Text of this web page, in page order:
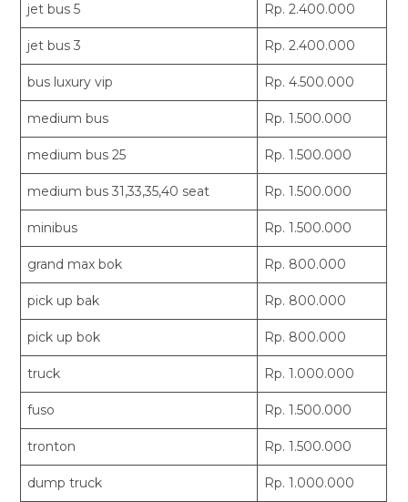
jet bus 5 Rp. 2.400.000
jet bus 3 Rp. 2.400.000
bus luxury vip Rp. 4.500.000
medium bus Rp. 1.500.000
medium bus 25 Rp. 1.500.000
medium bus 31,33,35,40 seat Rp. 1.500.000
minibus Rp. 1.500.000
grand max bok Rp. 800.000
pick up bak Rp. 800.000
pick up bok Rp. 800.000
truck Rp. 1.000.000
fuso Rp. 1.500.000
tronton Rp. 1.500.000
dump truck Rp. 1.000.000